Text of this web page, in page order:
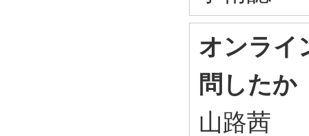
オンライ
問したか
山路茜